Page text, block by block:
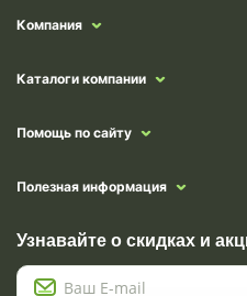
Компания
Каталоги компании
Помощь по сайту
Полезная информация
Узнавайте о скидках и